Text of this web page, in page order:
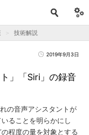
技術解説
2019年9月3日
」「Siri」の録音
の音声アシスタントが
ることを明らかにし
程度の量を対象とする